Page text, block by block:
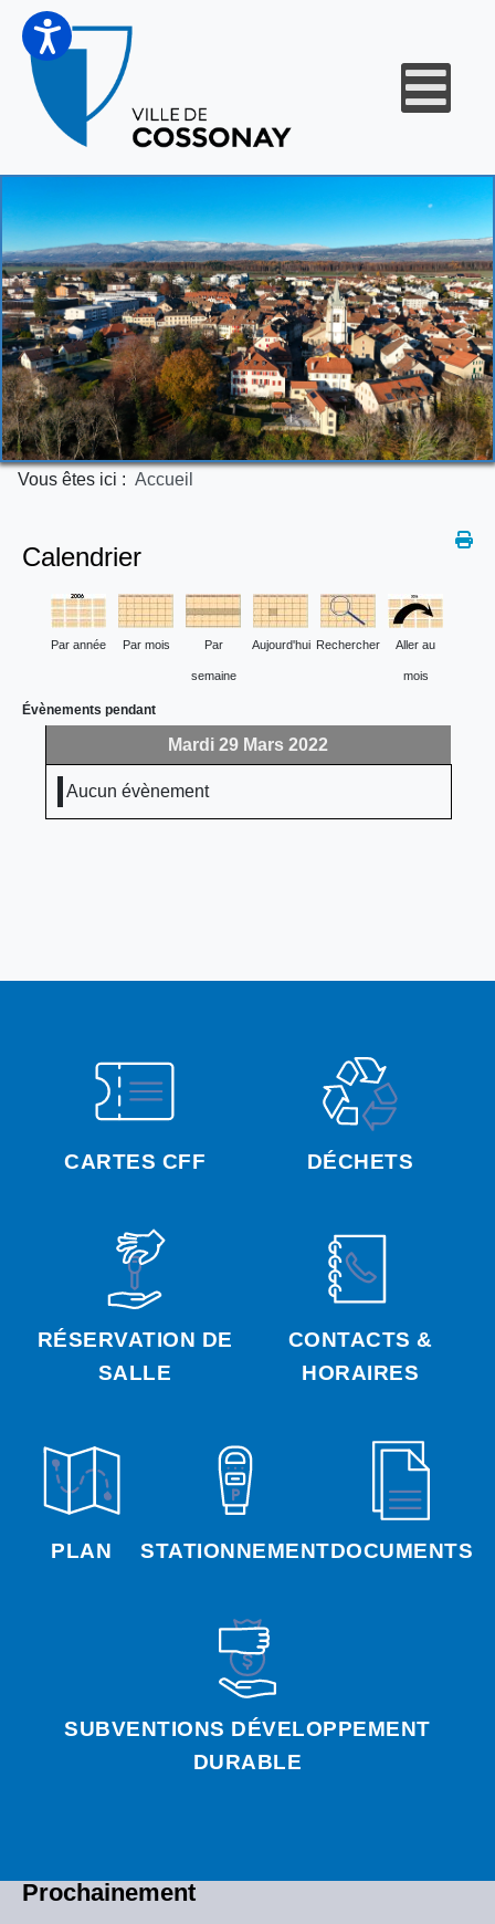
Vous êtes ici : Accueil
CARTES CFF DÉCHETS
RÉSERVATION DE
SALLE
CONTACTS &
HORAIRES
PLAN STATIONNEMENTDOCUMENTS
SUBVENTIONS DÉVELOPPEMENT
DURABLE
Prochainement
Calendrier
Par année Par mois Par
semaine
Aujourd'hui Rechercher Aller au
mois
Évènements pendant
Mardi 29 Mars 2022
Aucun évènement